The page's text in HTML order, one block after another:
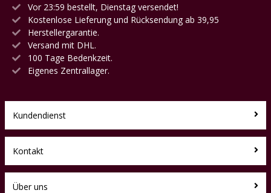
Vor 23:59 bestellt, Dienstag versendet!
Kostenlose Lieferung und Rücksendung ab 39,95
Herstellergarantie.
Versand mit DHL.
100 Tage Bedenkzeit.
Eigenes Zentrallager.
Kundendienst
Kontakt
Über uns